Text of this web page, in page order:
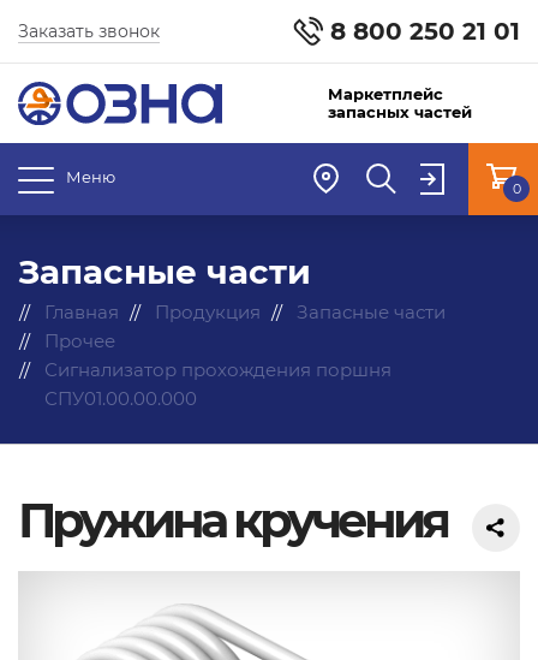
8 800 250 21 01
Заказать звонок
Маркетплейс
запасных частей
Меню
0
Запасные части
Главная Продукция
Запасные части
Прочее
Сигнализатор прохождения поршня
СПУ01.00.00.000
Пружина кручения